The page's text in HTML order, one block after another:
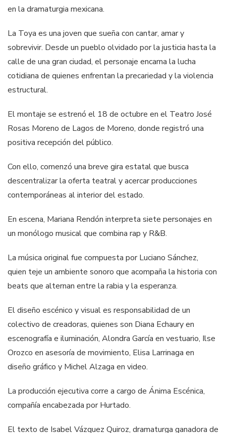
en la dramaturgia mexicana.
La Toya es una joven que sueña con cantar, amar y
sobrevivir. Desde un pueblo olvidado por la justicia hasta la
calle de una gran ciudad, el personaje encarna la lucha
cotidiana de quienes enfrentan la precariedad y la violencia
estructural.
El montaje se estrenó el 18 de octubre en el Teatro José
Rosas Moreno de Lagos de Moreno, donde registró una
positiva recepción del público.
Con ello, comenzó una breve gira estatal que busca
descentralizar la oferta teatral y acercar producciones
contemporáneas al interior del estado.
En escena, Mariana Rendón interpreta siete personajes en
un monólogo musical que combina rap y R&B.
La música original fue compuesta por Luciano Sánchez,
quien teje un ambiente sonoro que acompaña la historia con
beats que alternan entre la rabia y la esperanza.
El diseño escénico y visual es responsabilidad de un
colectivo de creadoras, quienes son Diana Echaury en
escenografía e iluminación, Alondra García en vestuario, Ilse
Orozco en asesoría de movimiento, Elisa Larrinaga en
diseño gráfico y Michel Alzaga en video.
La producción ejecutiva corre a cargo de Ánima Escénica,
compañía encabezada por Hurtado.
El texto de Isabel Vázquez Quiroz, dramaturga ganadora de